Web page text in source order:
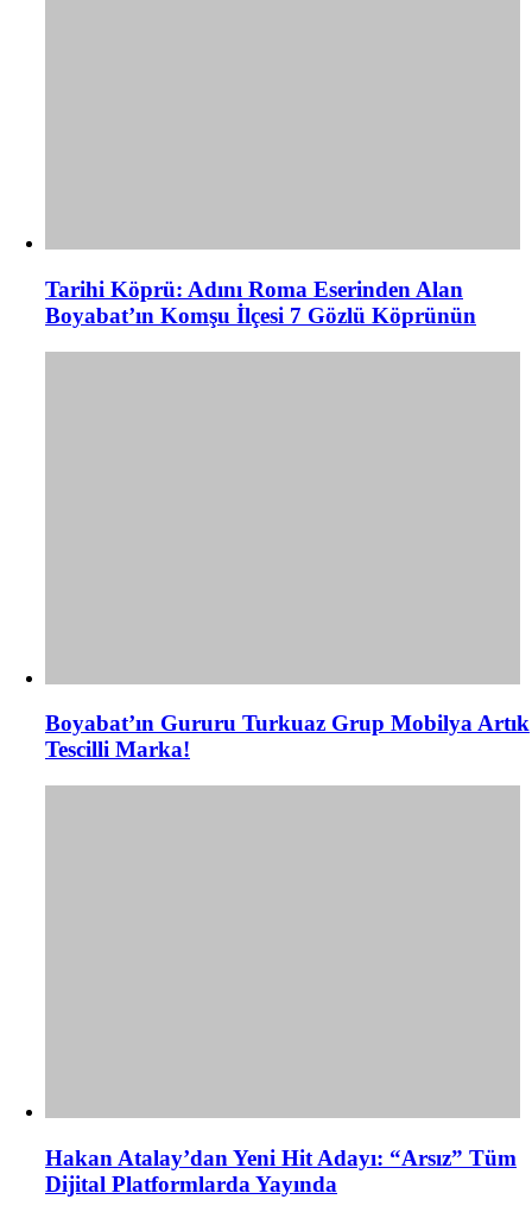
Tarihi Köprü: Adını Roma Eserinden Alan
Boyabat’ın Komşu İlçesi 7 Gözlü Köprünün
Boyabat’ın Gururu Turkuaz Grup Mobilya Artık
Tescilli Marka!
Hakan Atalay’dan Yeni Hit Adayı: “Arsız” Tüm
Dijital Platformlarda Yayında